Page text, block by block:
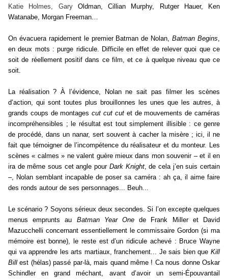
Katie Holmes, Gary Oldman, Cillian Murphy, Rutger Hauer, Ken
Watanabe, Morgan Freeman…
On évacuera rapidement le premier Batman de Nolan,Batman Begins
en deux mots : purge ridicule. Difficile en effet de relever quoi que ce
soit de réellement positif dans ce film, et ce à quelque niveau que ce
soit.
La réalisation ? À l’évidence, Nolan ne sait pas filmer les scènes
d’action, qui sont toutes plus brouillonnes les unes que les autres, à
grands coups de montagescut cut cutet de mouvements de caméras
incompréhensibles ; le résultat est tout simplement illisible : ce genre
de procédé, dans un nanar, sert souvent à cacher la misère ; ici, il ne
fait que témoigner de l’incompétence du réalisateur et du monteur. Les
scènes « calmes » ne valent guère mieux dans mon souvenir – et il en
ira de même sous cet angle pour Dark Knight, de cela j’en suis certain
–, Nolan semblant incapable de poser sa caméra : ah ça, il aime faire
des ronds autour de ses personnages... Beuh...
Le scénario ? Soyons sérieux deux secondes. Si l’on excepte quelques
menus emprunts au Batman Year One de Frank Miller et David
Mazucchelli concernant essentiellement le commissaire Gordon (si ma
mémoire est bonne), le reste est d’un ridicule achevé : Bruce Wayne
qui va apprendre les arts martiaux, franchement... Je sais bien que Kill
Bill est (hélas) passé par-là, mais quand même ! Ca nous donne Oskar
Schindler en grand méchant, avant d’avoir un semi-Épouvantail